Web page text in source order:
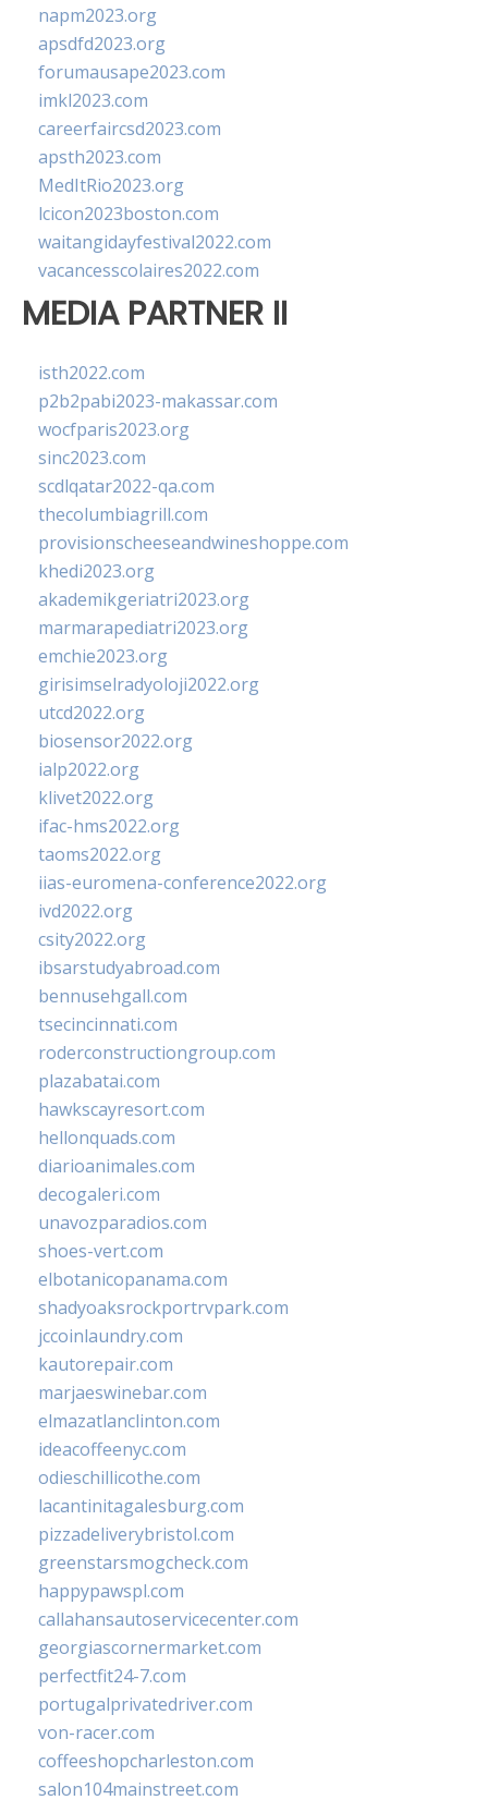
napm2023.org
apsdfd2023.org
forumausape2023.com
imkl2023.com
careerfaircsd2023.com
apsth2023.com
MedItRio2023.org
lcicon2023boston.com
waitangidayfestival2022.com
vacancesscolaires2022.com
MEDIA PARTNER II
isth2022.com
p2b2pabi2023-makassar.com
wocfparis2023.org
sinc2023.com
scdlqatar2022-qa.com
thecolumbiagrill.com
provisionscheeseandwineshoppe.com
khedi2023.org
akademikgeriatri2023.org
marmarapediatri2023.org
emchie2023.org
girisimselradyoloji2022.org
utcd2022.org
biosensor2022.org
ialp2022.org
klivet2022.org
ifac-hms2022.org
taoms2022.org
iias-euromena-conference2022.org
ivd2022.org
csity2022.org
ibsarstudyabroad.com
bennusehgall.com
tsecincinnati.com
roderconstructiongroup.com
plazabatai.com
hawkscayresort.com
hellonquads.com
diarioanimales.com
decogaleri.com
unavozparadios.com
shoes-vert.com
elbotanicopanama.com
shadyoaksrockportrvpark.com
jccoinlaundry.com
kautorepair.com
marjaeswinebar.com
elmazatlanclinton.com
ideacoffeenyc.com
odieschillicothe.com
lacantinitagalesburg.com
pizzadeliverybristol.com
greenstarsmogcheck.com
happypawspl.com
callahansautoservicecenter.com
georgiascornermarket.com
perfectfit24-7.com
portugalprivatedriver.com
von-racer.com
coffeeshopcharleston.com
salon104mainstreet.com